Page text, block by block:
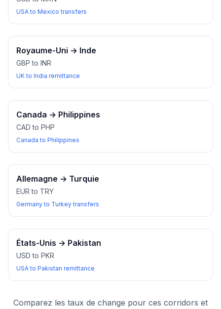
USA to Mexico transfers
Royaume-Uni → Inde
GBP to INR
UK to India remittance
Canada → Philippines
CAD to PHP
Canada to Philippines
Allemagne → Turquie
EUR to TRY
Germany to Turkey transfers
États-Unis → Pakistan
USD to PKR
USA to Pakistan remittance
Comparez les taux de change pour ces corridors et